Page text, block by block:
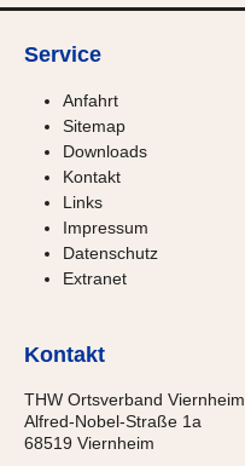
Service
Anfahrt
Sitemap
Downloads
Kontakt
Links
Impressum
Datenschutz
Extranet
Kontakt
THW Ortsverband Viernheim
Alfred-Nobel-Straße 1a
68519 Viernheim